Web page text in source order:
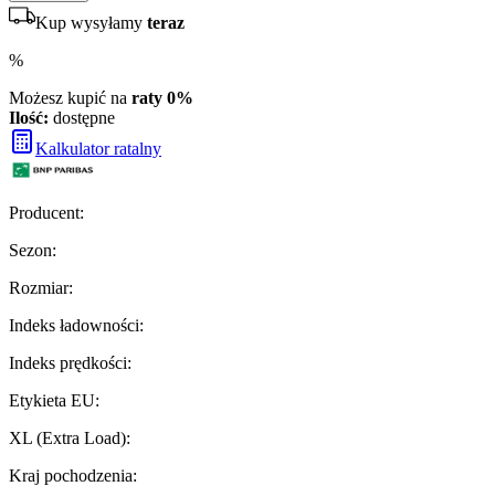
Kup wysyłamy teraz
%
Możesz kupić na raty 0%
Ilość: dostępne
Kalkulator ratalny
Producent:
Sezon:
Rozmiar:
Indeks ładowności:
Indeks prędkości:
Etykieta EU:
XL (Extra Load):
Kraj pochodzenia: